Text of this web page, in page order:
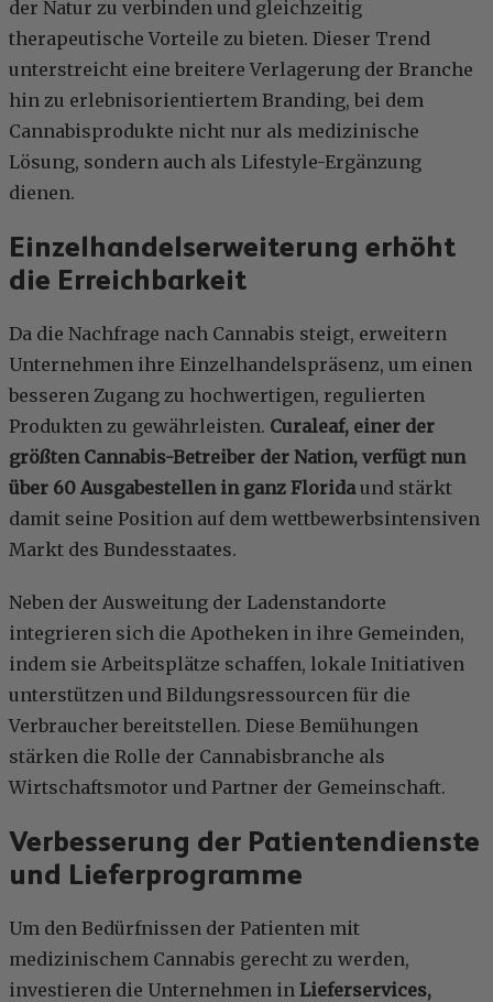
der Natur zu verbinden und gleichzeitig
therapeutische Vorteile zu bieten. Dieser Trend
unterstreicht eine breitere Verlagerung der Branche
hin zu erlebnisorientiertem Branding, bei dem
Cannabisprodukte nicht nur als medizinische
Lösung, sondern auch als Lifestyle-Ergänzung
dienen.
Einzelhandelserweiterung erhöht
die Erreichbarkeit
Da die Nachfrage nach Cannabis steigt, erweitern
Unternehmen ihre Einzelhandelspräsenz, um einen
besseren Zugang zu hochwertigen, regulierten
Produkten zu gewährleisten. Curaleaf, einer der
größten Cannabis-Betreiber der Nation, verfügt nun
über 60 Ausgabestellen in ganz Floridaund stärkt
damit seine Position auf dem wettbewerbsintensiven
Markt des Bundesstaates.
Neben der Ausweitung der Ladenstandorte
integrieren sich die Apotheken in ihre Gemeinden,
indem sie Arbeitsplätze schaffen, lokale Initiativen
unterstützen und Bildungsressourcen für die
Verbraucher bereitstellen. Diese Bemühungen
stärken die Rolle der Cannabisbranche als
Wirtschaftsmotor und Partner der Gemeinschaft.
Verbesserung der Patientendienste
und Lieferprogramme
Um den Bedürfnissen der Patienten mit
medizinischem Cannabis gerecht zu werden,
investieren die Unternehmen in Lieferservices,